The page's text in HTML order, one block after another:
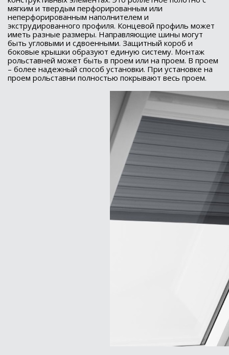
мягким и твердым перфорированным или
неперфорированным наполнителем и
экструдированного профиля. Концевой профиль может
иметь разные размеры. Направляющие шины могут
быть угловыми и сдвоенными. Защитный короб и
боковые крышки образуют единую систему. Монтаж
рольставней может быть в проем или на проем. В проем
– более надежный способ установки. При установке на
проем рольставни полностью покрывают весь проем.